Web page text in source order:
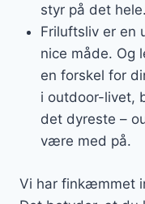
styr på det hele.
Friluftsliv er en
nice måde. Og
en forskel for
i outdoor-livet,
det dyreste –
være med på.
Vi har finkæmmet